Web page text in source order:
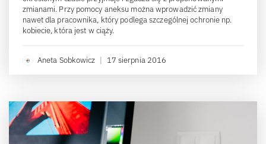
zmianami. Przy pomocy aneksu można wprowadzić zmiany
nawet dla pracownika, który podlega szczególnej ochronie np.
kobiecie, która jest w ciąży.
Aneta Sobkowicz | 17 sierpnia 2016